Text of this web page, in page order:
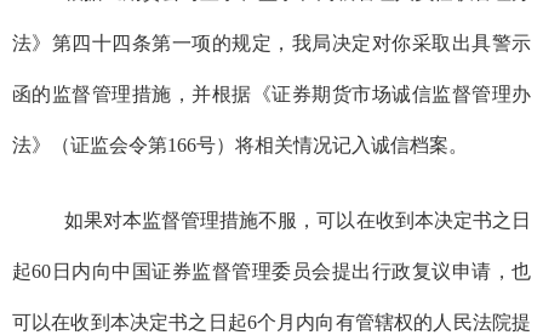
法》 第四十四条第一项的规定， 我局决定对你采取 出具警示
函的监督管理措施 ，并根据《证券期货市场诚信监督管理办
法》 （证监会令第166号） 将相关情况记入诚信档案。
如果对本监督管理措施不服，可以在收到本决定书之日
起60 日内向中国证券监督管理委员会提出行政复议申请，也
可以在收到本决定书之日起6个月内向有管辖权的人民法院提